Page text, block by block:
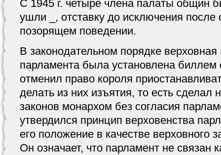
С 1945 г. четыре члена палаты общин
ушли _, отставку до исключения после
позорящем поведении.
В законодательном порядке верховная
парламента была установлена биллем
отменил право короля
делать из них изъятия, то есть сделал
законов монархом без согласия
утвердился принцип верховенства
его положение в качестве верховного
Он означает, что парламент не связан